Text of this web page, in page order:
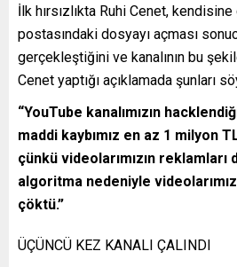
İlk hırsızlıkta Ruhi Cenet,
postasındaki dosyayı açması
gerçekleştiğini ve kanalının bu
Cenet yaptığı açıklamada şunları
“YouTube kanalımızın
maddi kaybımız en az 1 milyon
çünkü videolarımızın reklamları
algoritma nedeniyle
çöktü.”
ÜÇÜNCÜ KEZ KANALI ÇALINDI